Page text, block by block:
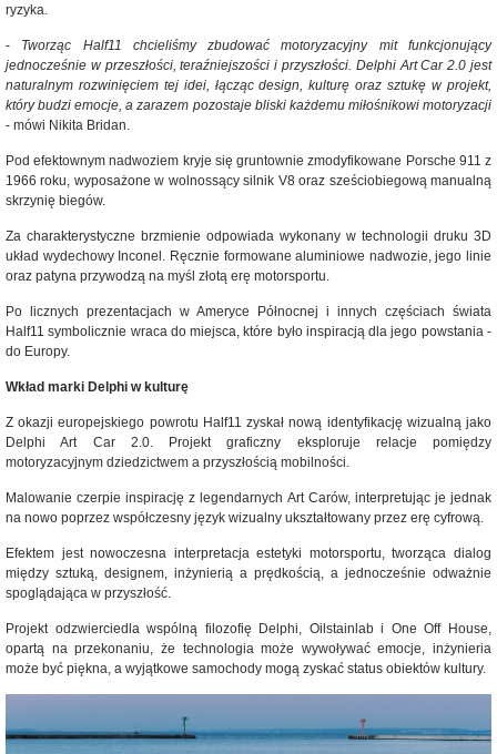
ryzyka.
- Tworząc Half11 chcieliśmy zbudować motoryzacyjny mit funkcjonujący
jednocześnie w przeszłości, teraźniejszości i przyszłości. Delphi Art Car 2.0 jest
naturalnym rozwinięciem tej idei, łącząc design, kulturę oraz sztukę w projekt,
który budzi emocje, a zarazem pozostaje bliski każdemu miłośnikowi motoryzacji
- mówi Nikita Bridan.
Pod efektownym nadwoziem kryje się gruntownie zmodyfikowane Porsche 911 z
1966 roku, wyposażone w wolnossący silnik V8 oraz sześciobiegową manualną
skrzynię biegów.
Za charakterystyczne brzmienie odpowiada wykonany w technologii druku 3D
układ wydechowy Inconel. Ręcznie formowane aluminiowe nadwozie, jego linie
oraz patyna przywodzą na myśl złotą erę motorsportu.
Po licznych prezentacjach w Ameryce Północnej i innych częściach świata
Half11 symbolicznie wraca do miejsca, które było inspiracją dla jego powstania -
do Europy.
Wkład marki Delphi w kulturę
Z okazji europejskiego powrotu Half11 zyskał nową identyfikację wizualną jako
Delphi Art Car 2.0. Projekt graficzny eksploruje relacje pomiędzy
motoryzacyjnym dziedzictwem a przyszłością mobilności.
Malowanie czerpie inspirację z legendarnych Art Carów, interpretując je jednak
na nowo poprzez współczesny język wizualny ukształtowany przez erę cyfrową.
Efektem jest nowoczesna interpretacja estetyki motorsportu, tworząca dialog
między sztuką, designem, inżynierią a prędkością, a jednocześnie odważnie
spoglądająca w przyszłość.
Projekt odzwierciedla wspólną filozofię Delphi, Oilstainlab i One Off House,
opartą na przekonaniu, że technologia może wywoływać emocje, inżynieria
może być piękna, a wyjątkowe samochody mogą zyskać status obiektów kultury.